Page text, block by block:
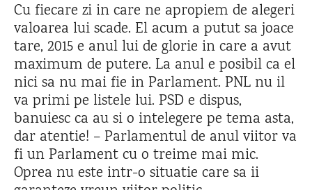
Cu fiecare zi in care ne apropiem de alegeri
valoarea lui scade. El acum a putut sa joace
tare, 2015 e anul lui de glorie in care a avut
maximum de putere. La anul e posibil ca el
nici sa nu mai fie in Parlament. PNL nu il
va primi pe listele lui. PSD e dispus,
banuiesc ca au si o intelegere pe tema asta,
dar atentie! – Parlamentul de anul viitor va
fi un Parlament cu o treime mai mic.
Oprea nu este intr-o situatie care sa ii